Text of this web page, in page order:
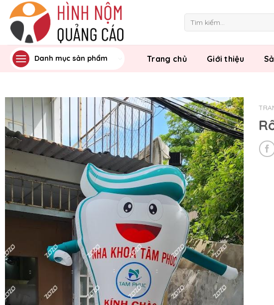
Skip
content
kiếm:
Danh mục sản phẩm Trang chủ Giới thiệu